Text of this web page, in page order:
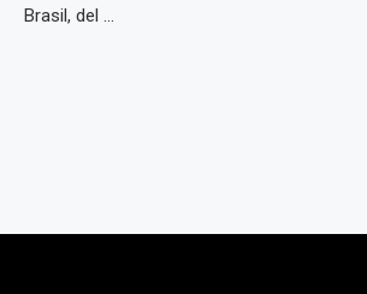
Brasil, del ...